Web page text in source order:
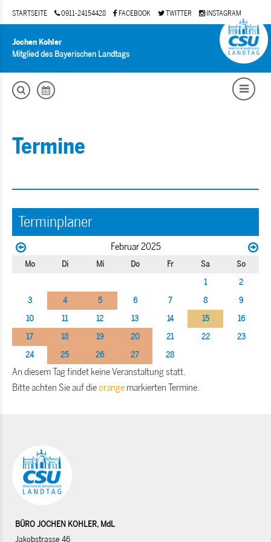
STARTSEITE 0911-24154428 FACEBOOK TWITTER INSTAGRAM
Jochen Kohler
Mitglied des Bayerischen Landtags
Termine
Terminplaner
Februar 2025
Mo Di Mi Do Fr Sa
So
1
2
3
4 5 6 7 8
9
10
11 12 13 14 15
16
17
18 19 20 21 22
23
24
25 26 27 28
An diesem Tag findet keine Veranstaltung statt.
Bitte achten Sie auf dieorange markierten Termine.
BÜRO JOCHEN KOHLER, MdL
Jakobstrasse 46